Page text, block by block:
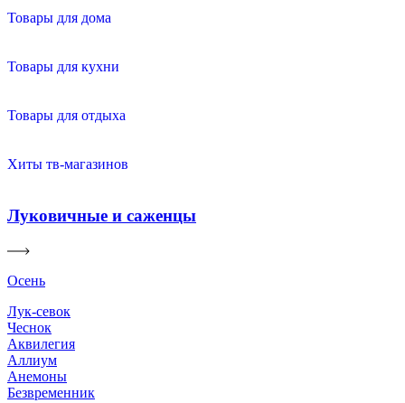
Товары для дома
Товары для кухни
Товары для отдыха
Хиты тв-магазинов
Луковичные и саженцы
Осень
Лук-севок
Чеснок
Аквилегия
Аллиум
Анемоны
Безвременник